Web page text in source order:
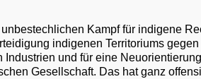
Kampf für indigene
indigenen Territoriums
Industrien und für eine
Gesellschaft. Das hat ganz